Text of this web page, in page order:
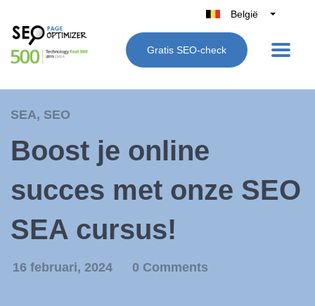
België
Belgique
Nederland
Gratis SEO-check
SEA, SEO
Boost je online
succes met onze SEO
SEA cursus!
16 februari, 2024 0 Comments